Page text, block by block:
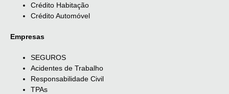
Crédito Habitação
Crédito Automóvel
Empresas
SEGUROS
Acidentes de Trabalho
Responsabilidade Civil
TPAs